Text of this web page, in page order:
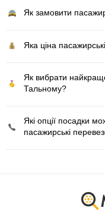
Як замовити
Яка ціна
Як вибрати
Тальному?
Які опції посадки
пасажирські